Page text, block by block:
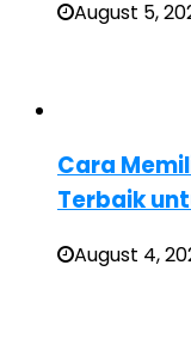
August 5,
Cara
Terbaik
August 4,